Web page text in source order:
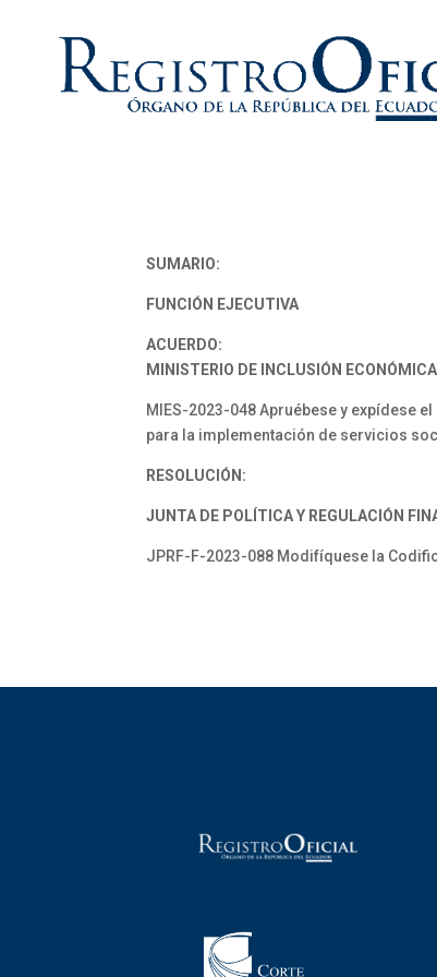
SUMARIO:
FUNCIÓN EJECUTIVA
ACUERDO:
MINISTERIO DE INCLUSIÓN
MIES-2023-048 Apruébese y expídese
para la implementación de servicios
RESOLUCIÓN:
JUNTA DE POLÍTICA Y REGULACIÓN
JPRF-F-2023-088 Modifíquese la